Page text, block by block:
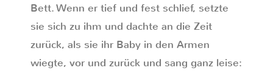
Bett. Wenn er tief und fest schlief, setzte
sie sich zu ihm und dachte an die Zeit
zurück, als sie ihr Baby in den Armen
wiegte, vor und zurück und sang ganz leise: